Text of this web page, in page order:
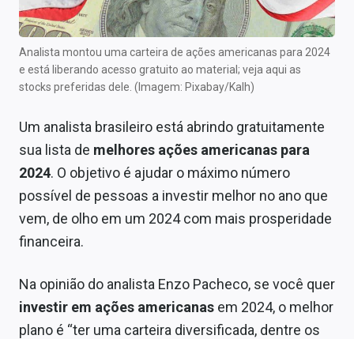
Central de Fundos Imobiliários
Central dos IPOs
Finanças Pessoais
Mercados
Economia
Empresas
Política
Analista montou uma carteira de ações americanas para 2024
e está liberando acesso gratuito ao material; veja aqui as
stocks preferidas dele. (Imagem: Pixabay/Kalh)
Um analista brasileiro está abrindo gratuitamente
sua lista de melhores ações americanas para
2024. O objetivo é ajudar o máximo número
possível de pessoas a investir melhor no ano que
vem, de olho em um 2024 com mais prosperidade
financeira.
Na opinião do analista Enzo Pacheco, se você quer
investir em ações americanas em 2024, o melhor
plano é “ter uma carteira diversificada, dentre os